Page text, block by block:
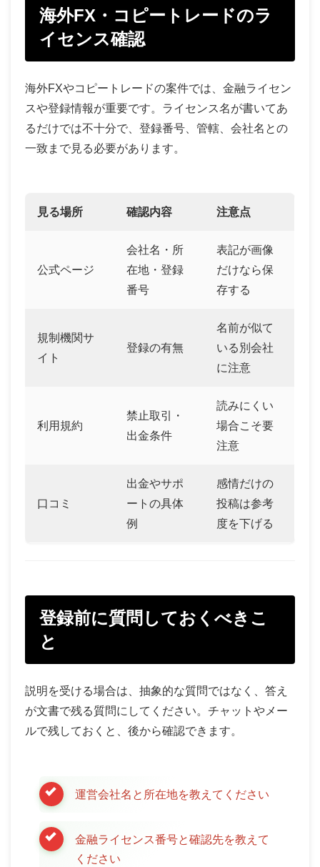
海外FX・コピートレードのラ
イセンス確認
海外FXやコピートレードの案件では、金融ライセン
スや登録情報が重要です。ライセンス名が書いてあ
るだけでは不十分で、登録番号、管轄、会社名との
一致まで見る必要があります。
見る場所 確認内容 注意点
公式ページ
会社名・所
在地・登録
番号
表記が画像
だけなら保
存する
規制機関サ
イト
登録の有無
名前が似て
いる別会社
に注意
利用規約
禁止取引・
出金条件
読みにくい
場合こそ要
注意
口コミ
出金やサポ
ートの具体
例
感情だけの
投稿は参考
度を下げる
登録前に質問しておくべきこ
と
説明を受ける場合は、抽象的な質問ではなく、答え
が文書で残る質問にしてください。チャットやメー
ルで残しておくと、後から確認できます。
運営会社名と所在地を教えてください
金融ライセンス番号と確認先を教えて
ください